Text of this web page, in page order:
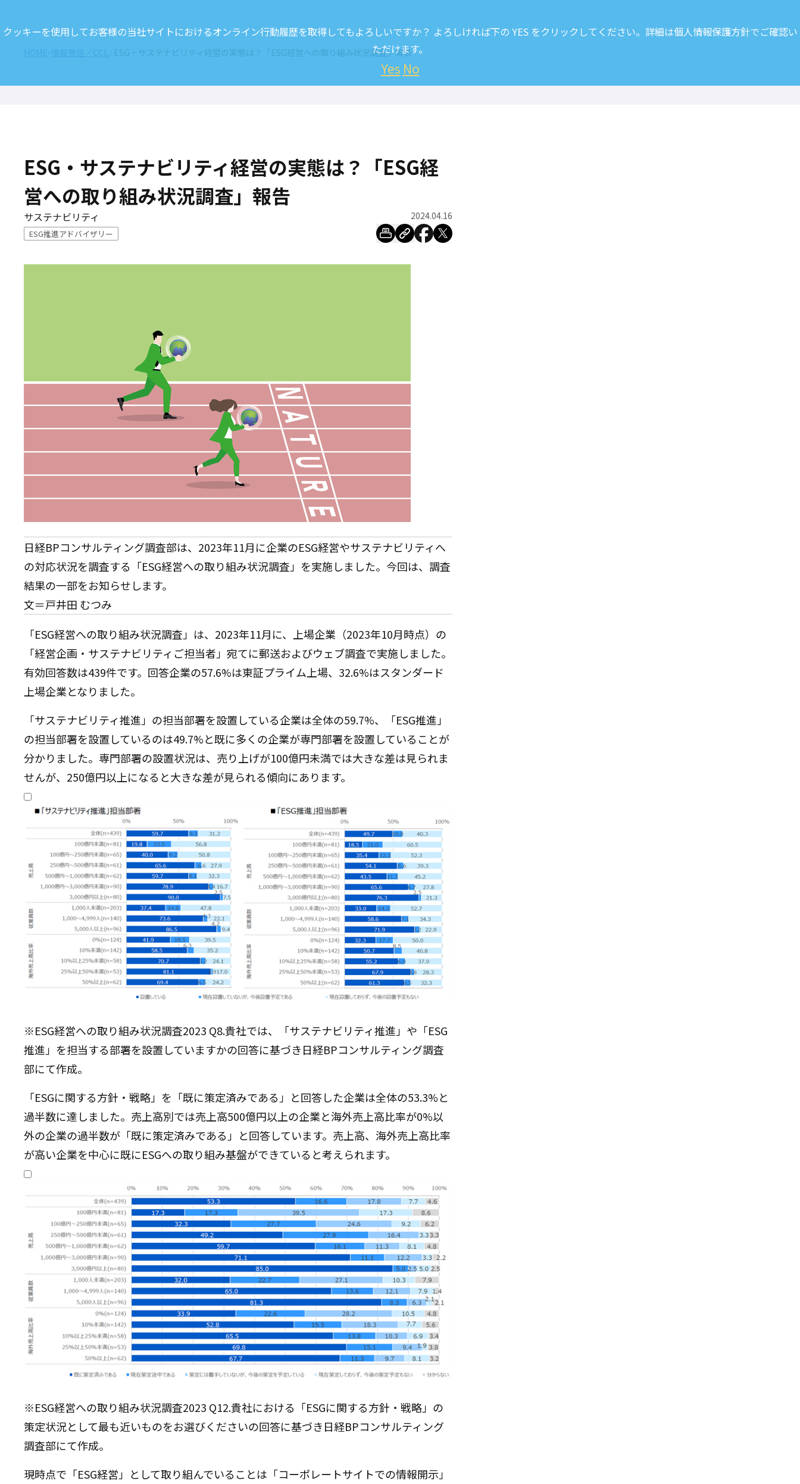
ESG・サステナビリティ経営の実態は？「ESG経営への取り組み状況調査」報告
ESG・サステナビリティ経営の実態は？「ESG経
営への取り組み状況調査」報告
サステナビリティ 2024.04.16
ESG推進アドバイザリー
日経BPコンサルティング調査部は、2023年11月に企業のESG経営やサステナビリティへ
の対応状況を調査する「ESG経営への取り組み状況調査」を実施しました。今回は、調査
結果の一部をお知らせします。
文＝戸井田 むつみ
「ESG経営への取り組み状況調査」は、2023年11月に、上場企業（2023年10月時点）の
「経営企画・サステナビリティご担当者」宛てに郵送およびウェブ調査で実施しました。
有効回答数は439件です。回答企業の57.6%は東証プライム上場、32.6%はスタンダード
上場企業となりました。
「サステナビリティ推進」の担当部署を設置している企業は全体の59.7%、「ESG推進」
の担当部署を設置しているのは49.7%と既に多くの企業が専門部署を設置していることが
分かりました。専門部署の設置状況は、売り上げが100億円未満では大きな差は見られま
せんが、250億円以上になると大きな差が見られる傾向にあります。
※ESG経営への取り組み状況調査2023 Q8.貴社では、「サステナビリティ推進」や「ESG
推進」を担当する部署を設置していますかの回答に基づき日経BPコンサルティング調査
部にて作成。
「ESGに関する方針・戦略」を「既に策定済みである」と回答した企業は全体の53.3%と
過半数に達しました。売上高別では売上高500億円以上の企業と海外売上高比率が0%以
外の企業の過半数が「既に策定済みである」と回答しています。売上高、海外売上高比率
が高い企業を中心に既にESGへの取り組み基盤ができていると考えられます。
※ESG経営への取り組み状況調査2023 Q12.貴社における「ESGに関する方針・戦略」の
策定状況として最も近いものをお選びくださいの回答に基づき日経BPコンサルティング
調査部にて作成。
現時点で「ESG経営」として取り組んでいることは「コーポレートサイトでの情報開示」
クッキーを使用してお客様の当社サイトにおけるオンライン行動履歴を取得してもよろしいですか？ よろしければ下の YES をクリックしてください。詳細は個人情報保護方針でご確認い
ただけます。
Yes No